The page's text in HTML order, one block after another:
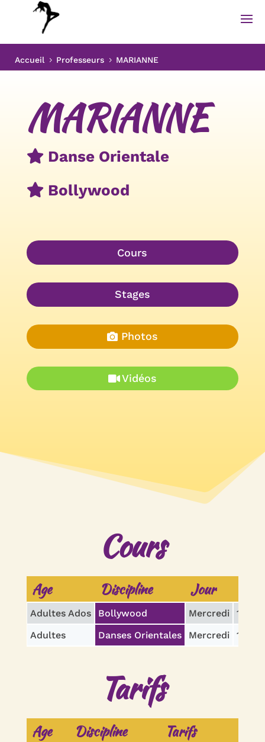
Accueil 5 Professeurs 5 MARIANNE
MARIANNE
Danse Orientale
Bollywood
Cours
Stages
Photos
Vidéos
Cours
Age Discipline Jour
Adultes Ados Bollywood Mercredi
18h00
Adultes
Danses Orientales Mercredi 19h00
Tarifs
Age Discipline Tarifs